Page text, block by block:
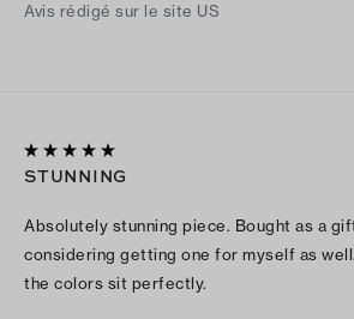
Avis rédigé sur le site US
STUNNING
Absolutely stunning piece. Bought as a
considering getting one for myself as
the colors sit perfectly.